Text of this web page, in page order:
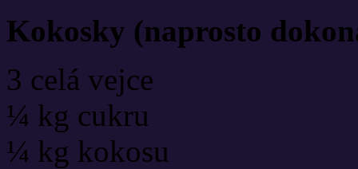
Kokosky (naprosto
3 celá vejce
¼ kg cukru
¼ kg kokosu